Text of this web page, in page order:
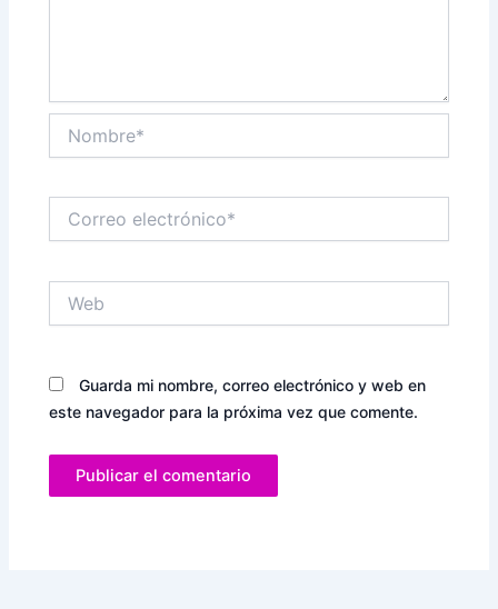
electrónico*
Guarda mi nombre, correo electrónico y web en
este navegador para la próxima vez que comente.